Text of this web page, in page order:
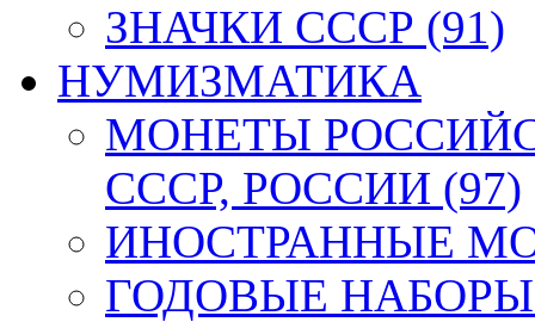
ЗНАЧКИ СССР (91)
НУМИЗМАТИКА
МОНЕТЫ
СССР, РОССИИ (97)
ИНОСТРАННЫЕ
ГОДОВЫЕ НАБОРЫ